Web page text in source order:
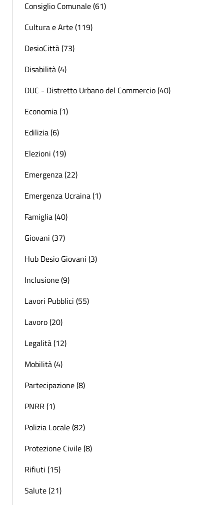
Consiglio Comunale (61)
Cultura e Arte (119)
DesioCittà (73)
Disabilità (4)
DUC - Distretto Urbano del Commercio (40)
Economia (1)
Edilizia (6)
Elezioni (19)
Emergenza (22)
Emergenza Ucraina (1)
Famiglia (40)
Giovani (37)
Hub Desio Giovani (3)
Inclusione (9)
Lavori Pubblici (55)
Lavoro (20)
Legalità (12)
Mobilità (4)
Partecipazione (8)
PNRR (1)
Polizia Locale (82)
Protezione Civile (8)
Rifiuti (15)
Salute (21)